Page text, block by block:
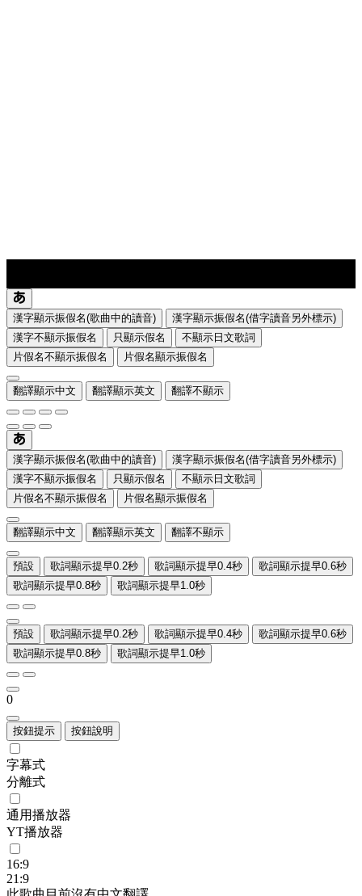
漢字顯示振假名(歌曲中的讀音)
漢字顯示振假名(借字讀音另外標示)
漢字不顯示振假名
只顯示假名
不顯示日文歌詞
片假名不顯示振假名
片假名顯示振假名
翻譯顯示中文 翻譯顯示英文 翻譯不顯示
漢字顯示振假名(歌曲中的讀音)
漢字顯示振假名(借字讀音另外標示)
漢字不顯示振假名
只顯示假名
不顯示日文歌詞
片假名不顯示振假名
片假名顯示振假名
翻譯顯示中文 翻譯顯示英文 翻譯不顯示
預設 歌詞顯示提早0.2秒 歌詞顯示提早0.4秒
歌詞顯示提早0.6秒
歌詞顯示提早0.8秒
歌詞顯示提早1.0秒
預設 歌詞顯示提早0.2秒 歌詞顯示提早0.4秒
歌詞顯示提早0.6秒
歌詞顯示提早0.8秒
歌詞顯示提早1.0秒
0
按鈕提示 按鈕說明
字幕式
分離式
通用播放器
YT播放器
16:9
21:9